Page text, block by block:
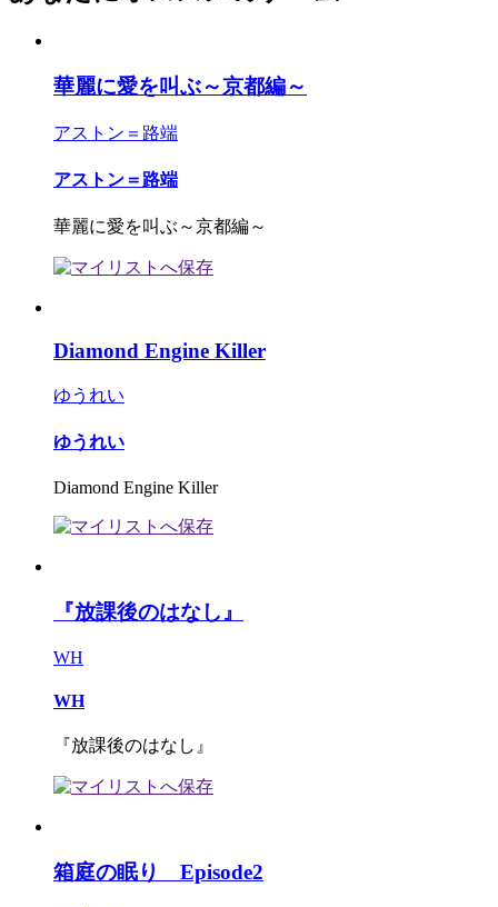
華麗に愛を叫ぶ～京都編～
アストン＝路端
アストン＝路端
華麗に愛を叫ぶ～京都編～
Diamond Engine Killer
ゆうれい
ゆうれい
Diamond Engine Killer
『放課後のはなし』
WH
WH
『放課後のはなし』
箱庭の眠り Episode2